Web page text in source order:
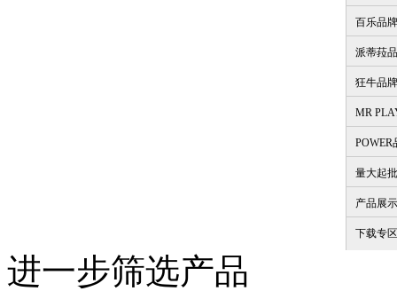
百乐品牌
派蒂菈
狂牛品牌
MR
POWER
量大起批
产品展
下载专区
进一步筛选产品